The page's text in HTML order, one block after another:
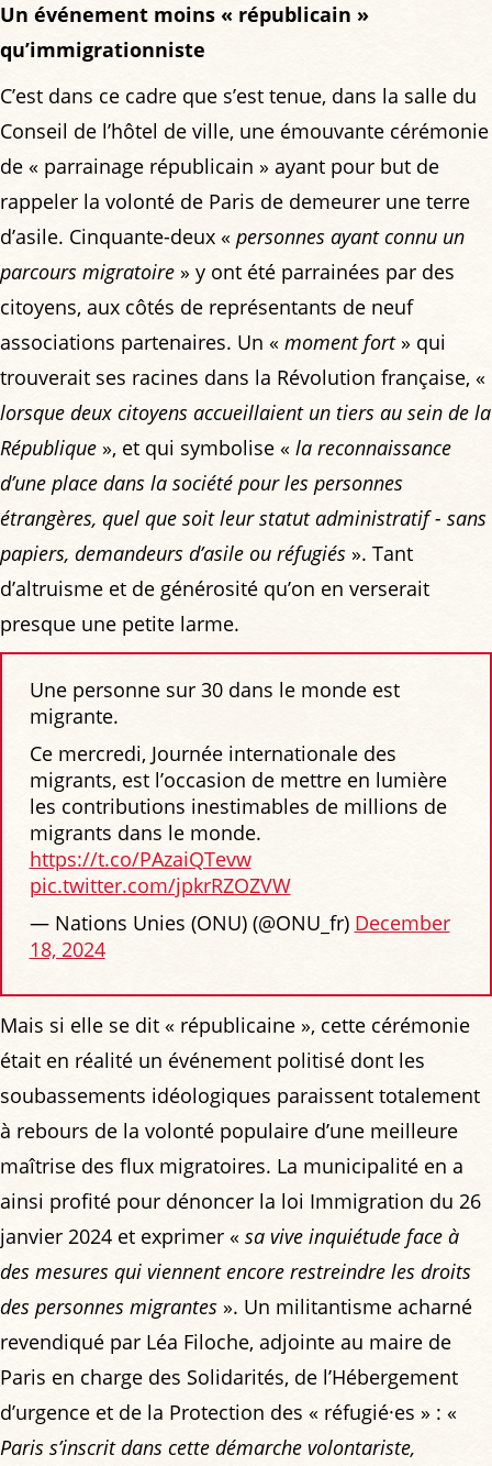
Un événement moins « républicain »
qu’immigrationniste
C’est dans ce cadre que s’est tenue, dans la salle du
Conseil de l’hôtel de ville, une émouvante cérémonie
de « parrainage républicain » ayant pour but de
rappeler la volonté de Paris de demeurer une terre
d’asile. Cinquante-deux « personnes ayant connu un
parcours migratoire » y ont été parrainées par des
citoyens, aux côtés de représentants de neuf
associations partenaires. Un « moment fort» qui
trouverait ses racines dans la Révolution française, «
lorsque deux citoyens accueillaient un tiers au sein de la
République », et qui symbolise « la reconnaissance
d’une place dans la société pour les personnes
étrangères, quel que soit leur statut administratif - sans
papiers, demandeurs d’asile ou réfugiés ». Tant
d’altruisme et de générosité qu’on en verserait
presque une petite larme.
Une personne sur 30 dans le monde est
migrante.
Ce mercredi, Journée internationale des
migrants, est l’occasion de mettre en lumière
les contributions inestimables de millions de
migrants dans le monde.
https://t.co/PAzaiQTevw
pic.twitter.com/jpkrRZOZVW
— Nations Unies (ONU) (@ONU_fr) December
18, 2024
Mais si elle se dit « républicaine », cette cérémonie
était en réalité un événement politisé dont les
soubassements idéologiques paraissent totalement
à rebours de la volonté populaire d’une meilleure
maîtrise des flux migratoires. La municipalité en a
ainsi profité pour dénoncer la loi Immigration du 26
janvier 2024 et exprimer « sa vive inquiétude face à
des mesures qui viennent encore restreindre les droits
des personnes migrantes ». Un militantisme acharné
revendiqué par Léa Filoche, adjointe au maire de
Paris en charge des Solidarités, de l’Hébergement
d’urgence et de la Protection des « réfugié·es » : «
Paris s’inscrit dans cette démarche volontariste,